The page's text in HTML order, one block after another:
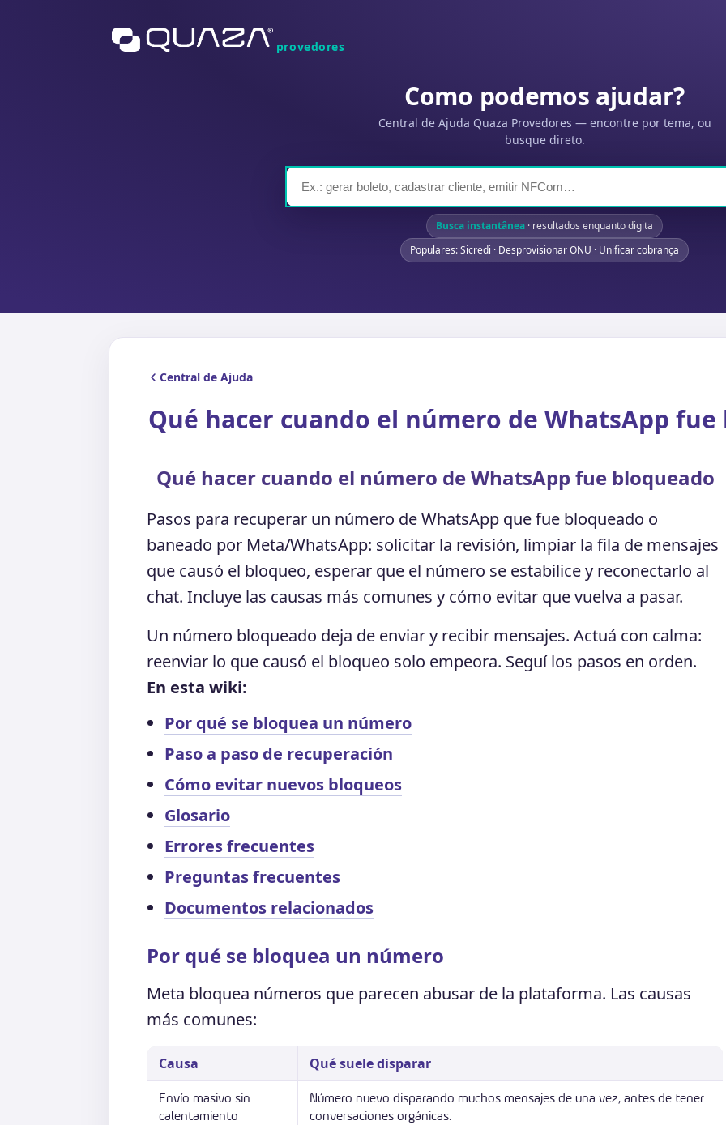
provedores
Como podemos ajudar?
Central de Ajuda Quaza Provedores — encontre por tema, ou
busque direto.
Busca instantânea · resultados enquanto digita
Populares: Sicredi · Desprovisionar ONU · Unificar cobrança
Central de Ajuda
Qué hacer cuando el número de WhatsApp fue
Qué hacer cuando el número de WhatsApp fue bloqueado
Pasos para recuperar un número de WhatsApp que fue bloqueado o
baneado por Meta/WhatsApp: solicitar la revisión, limpiar la fila de mensajes
que causó el bloqueo, esperar que el número se estabilice y reconectarlo al
chat. Incluye las causas más comunes y cómo evitar que vuelva a pasar.
Un número bloqueado deja de enviar y recibir mensajes. Actuá con calma:
reenviar lo que causó el bloqueo solo empeora. Seguí los pasos en orden.
En esta wiki:
Por qué se bloquea un número
Paso a paso de recuperación
Cómo evitar nuevos bloqueos
Glosario
Errores frecuentes
Preguntas frecuentes
Documentos relacionados
Por qué se bloquea un número
Meta bloquea números que parecen abusar de la plataforma. Las causas
más comunes:
Causa Qué suele disparar
Envío masivo sin
calentamiento
Número nuevo disparando muchos mensajes de una vez, antes de tener
conversaciones orgánicas.